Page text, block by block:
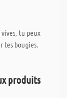
tu peux
tes bougies.
produits